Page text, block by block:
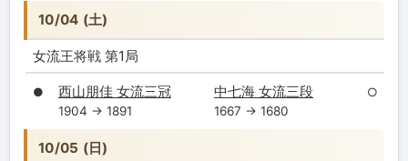
10/04 (土)
女流王将戦 第1局
● 西山朋佳 女流三冠
1904 → 1891
中七海 女流三段
1667 → 1680
○
10/05 (日)